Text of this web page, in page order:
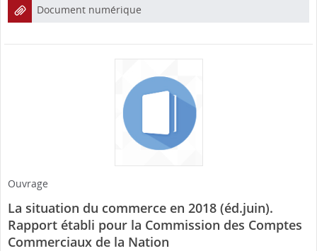
Document numérique
Ouvrage
La situation du commerce en 2018 (éd.juin).
Rapport établi pour la Commission des Comptes
Commerciaux de la Nation